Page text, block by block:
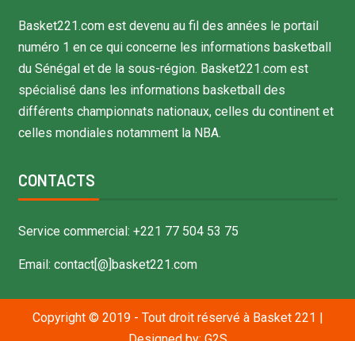
Basket221.com est devenu au fil des années le portail
numéro 1 en ce qui concerne les informations basketball
du Sénégal et de la sous-région. Basket221.com est
spécialisé dans les informations basketball des
différents championnats nationaux, celles du continent et
celles mondiales notamment la NBA.
CONTACTS
Service commercial: +221 77 504 53 75
Email: contact[@]basket221.com
Copyright © 2019 - Tout droit réservé à Basket 221